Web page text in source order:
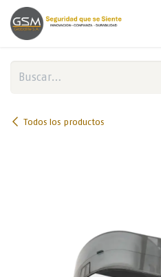
Ir al contenido
Todos los productos